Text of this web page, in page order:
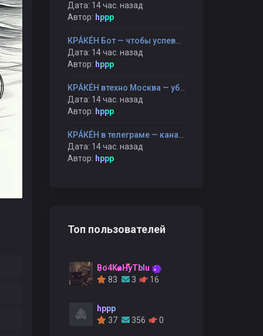
Дата: 14 час. назад
Автор: hppp
КРÁКÉН Бот — чтобы успевать больше, уставая меньше
Дата: 14 час. назад
Автор: hppp
КРÁКÉН втехно Москва — убежище для тех, кто устал быть правильным
Дата: 14 час. назад
Автор: hppp
Дата: 14 час. назад
Автор: hppp
Топ пользователей
Bo4KaHyTblu
83
3 16
hppp
37
356 0